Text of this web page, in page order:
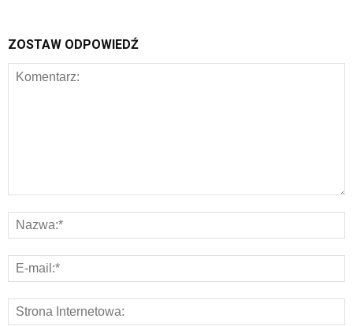
ZOSTAW ODPOWIEDŹ